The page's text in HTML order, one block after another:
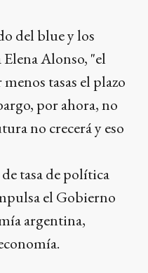
del blue y los
Alonso, "el
tasas el plazo
por ahora, no
no crecerá y eso
tasa de política
el Gobierno
argentina,